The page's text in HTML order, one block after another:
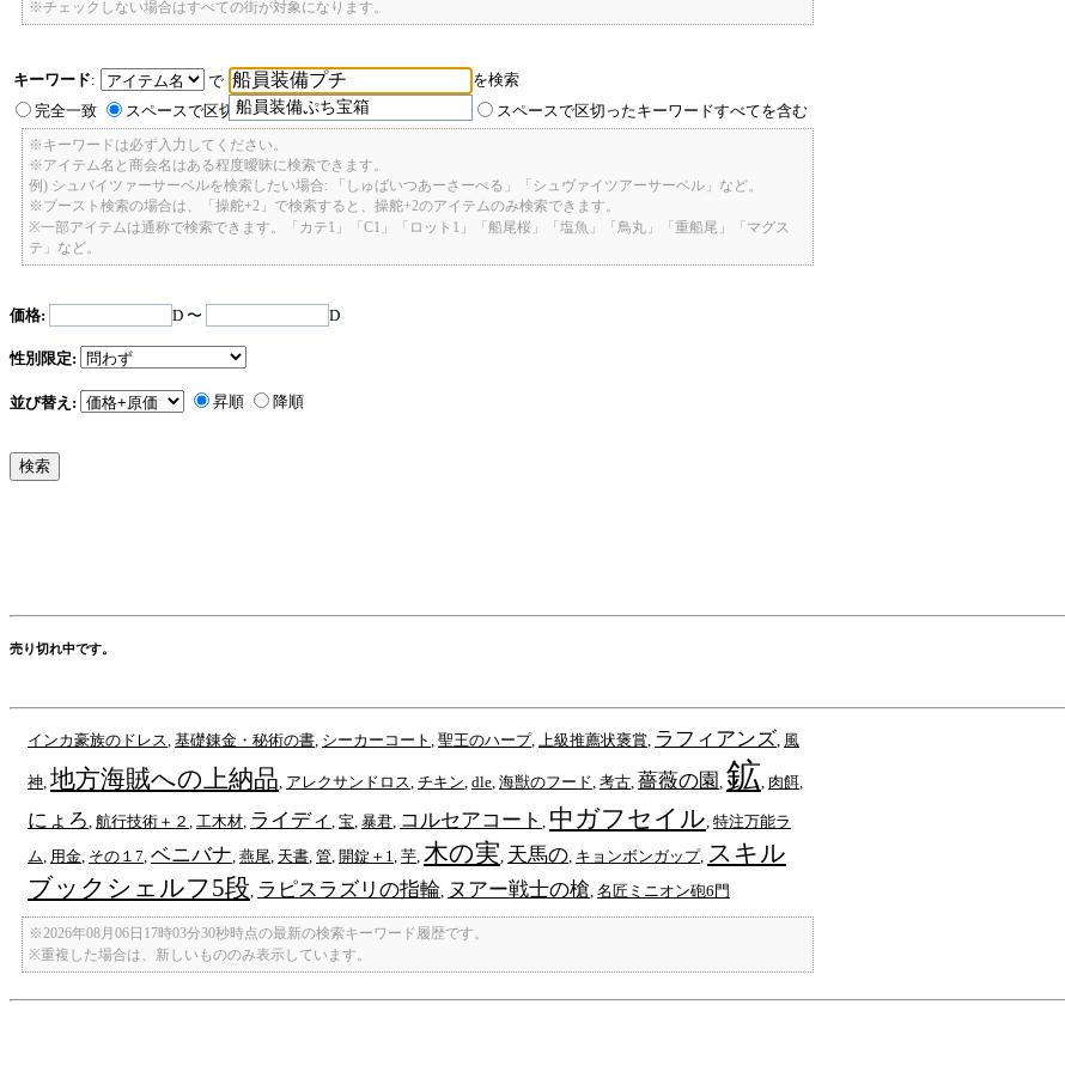
※チェックしない場合はすべての街が対象になります。
キーワード:
で
船員装備ぷち宝箱
を検索
完全一致
スペースで区切ったキーワードのいずれかを含む スペースで区切ったキーワードすべてを含む
※キーワードは必ず入力してください。
※アイテム名と商会名はある程度曖昧に検索できます。
例) シュバイツァーサーベルを検索したい場合: 「しゅばいつあーさーべる」「シュヴァイツアーサーベル」など。
※ブースト検索の場合は、「操舵+2」で検索すると、操舵+2のアイテムのみ検索できます。
※一部アイテムは通称で検索できます。「カテ1」「C1」「ロット1」「船尾桜」「塩魚」「鳥丸」「重船尾」「マグス
テ」など。
価格: D 〜 D
性別限定:
並び替え: 昇順 降順
売り切れ中です。
インカ豪族のドレス 基礎錬金・秘術の書 シーカーコート 聖王のハープ, 上級推薦状褒賞 ラフィアンズ 風
神 地方海賊への上納品 アレクサンドロス チキン dle 海獣のフード 考古 薔薇の園 鉱 肉餌
にょろ 航行技術＋２ 工木材 ライディ 宝 暴君 コルセアコート 中ガフセイル 特注万能ラ
ム 用金 その１7 ベニバナ 燕尾 天書 管 開錠＋1 芋 木の実 天馬の キョンボンガップ, スキル
ブックシェルフ5段 ラピスラズリの指輪 ヌアー戦士の槍 名匠ミニオン砲6門
※2026年08月06日17時03分30秒時点の最新の検索キーワード履歴です。
※重複した場合は、新しいもののみ表示しています。